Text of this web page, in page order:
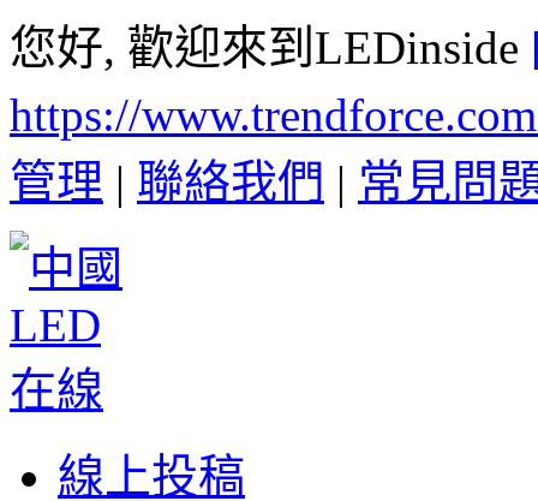
您好, 歡迎來到LEDinside
https://
管理 | 聯絡我們 | 常見問
線上投稿